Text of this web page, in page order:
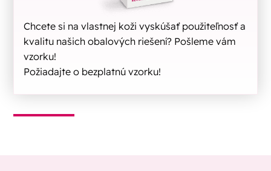
Chcete si na vlastnej koži vyskúšať použiteľnosť a
kvalitu našich obalových riešení? Pošleme vám
vzorku!
Požiadajte o bezplatnú vzorku!